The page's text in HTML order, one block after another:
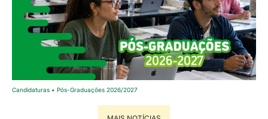
Candidaturas • Pós-Graduações 2026/2027